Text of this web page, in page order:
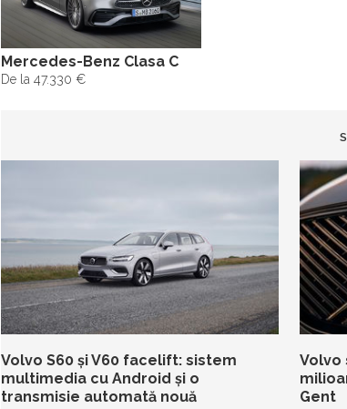
Mercedes-Benz Clasa C
De la 47.330 €
Volvo S60 și V60 facelift: sistem
multimedia cu Android și o
transmisie automată nouă
Volvo
Gent